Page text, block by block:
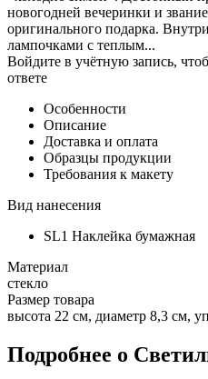
новогодней вечеринки и
оригинального подарка.
лампочками с теплым...
Войдите в учётную запись,
ответе
Особенности
Описание
Доставка и оплата
Образцы продукции
Требования к макету
Вид нанесения
SL1 Наклейка бумажная
Материал
стекло
Размер товара
высота 22 см, диаметр 8,3 см,
Подробнее о